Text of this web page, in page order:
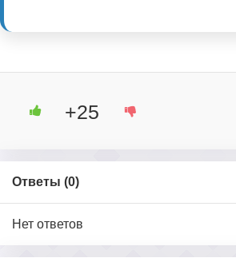
+25
Ответы (0)
Нет ответов